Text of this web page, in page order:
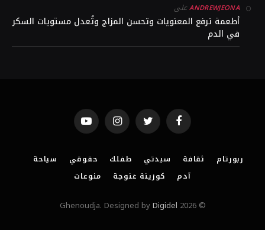
ANDREWJEONAعلى
أطعمة ترفع المعنويات وتحسن المزاج وتُعدل مستويات السكر
في الدم
Facebook
Twitter
Instagram
YouTube
ربورتام ثقافة سيدتي طفلك حقوقي
سياحة
آدم
كوزينة غنوجة منوعات
© 2026 Ghenoudja. Designed by
Digidel